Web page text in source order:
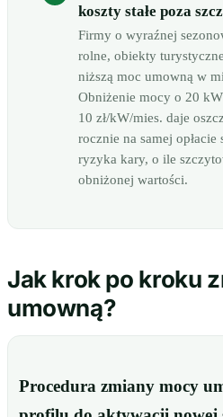
koszty stałe poza
Firmy o wyraźnej
rolne, obiekty
niższą moc umowną w
Obniżenie mocy o 20
10 zł/kW/mies. daje
rocznie na samej opłacie
ryzyka kary, o ile
obniżonej wartości.
Jak krok po kroku
umowną?
Procedura zmiany mocy